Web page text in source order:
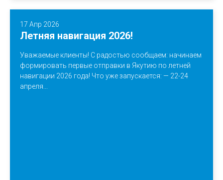
17 Апр 2026
Летняя навигация 2026!
Уважаемые клиенты! С радостью сообщаем: начинаем
формировать первые отправки в Якутию по летней
навигации 2026 года! Что уже запускается: — 22-24
апреля...